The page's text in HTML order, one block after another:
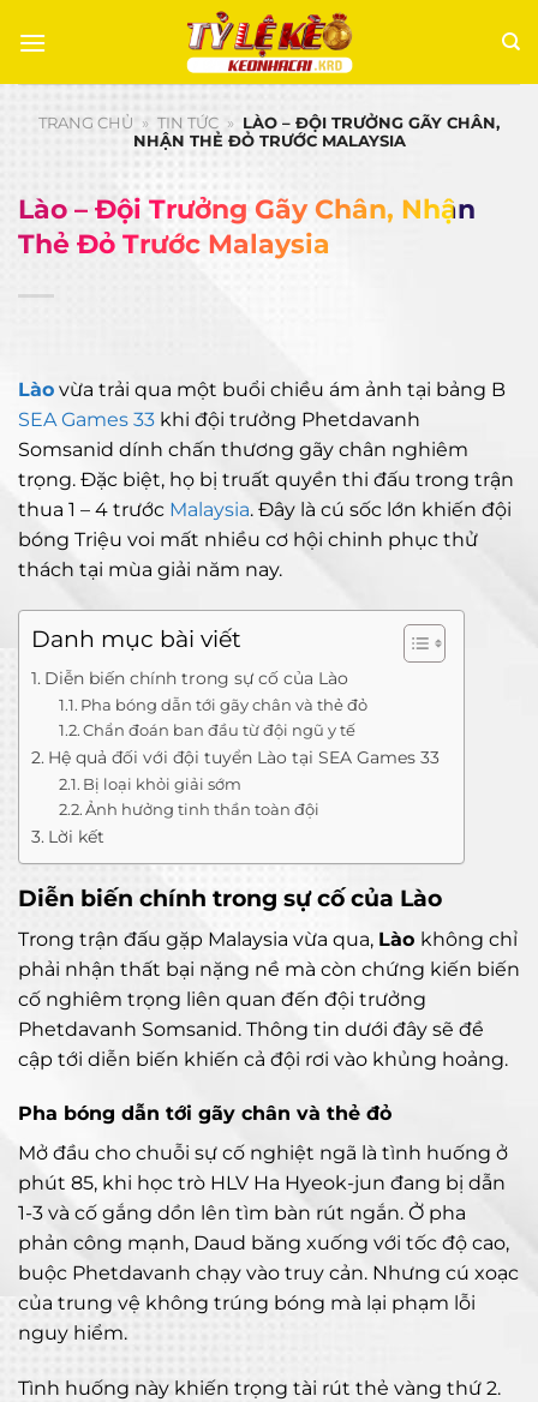
đến
TRANG CHỦ » TIN TỨC » LÀO – ĐỘI TRƯỞNG GÃY CHÂN,
NHẬN THẺ ĐỎ TRƯỚC MALAYSIA
Lào – Đội Trưởng Gãy Chân, Nhận
Thẻ Đỏ Trước Malaysia
Lào vừa trải qua một buổi chiều ám ảnh tại bảng B
SEA Games 33 khi đội trưởng Phetdavanh
Somsanid dính chấn thương gãy chân nghiêm
trọng. Đặc biệt, họ bị truất quyền thi đấu trong trận
thua 1 – 4 trước Malaysia. Đây là cú sốc lớn khiến đội
bóng Triệu voi mất nhiều cơ hội chinh phục thử
thách tại mùa giải năm nay.
Danh mục bài viết
Diễn biến chính trong sự cố của Lào
Pha bóng dẫn tới gãy chân và thẻ đỏ
Chẩn đoán ban đầu từ đội ngũ y tế
Hệ quả đối với đội tuyển Lào tại SEA Games 33
Bị loại khỏi giải sớm
Ảnh hưởng tinh thần toàn đội
Lời kết
Diễn biến chính trong sự cố của Lào
Trong trận đấu gặp Malaysia vừa qua, Lào không chỉ
phải nhận thất bại nặng nề mà còn chứng kiến biến
cố nghiêm trọng liên quan đến đội trưởng
Phetdavanh Somsanid. Thông tin dưới đây sẽ đề
cập tới diễn biến khiến cả đội rơi vào khủng hoảng.
Pha bóng dẫn tới gãy chân và thẻ đỏ
Mở đầu cho chuỗi sự cố nghiệt ngã là tình huống ở
phút 85, khi học trò HLV Ha Hyeok-jun đang bị dẫn
1-3 và cố gắng dồn lên tìm bàn rút ngắn. Ở pha
phản công mạnh, Daud băng xuống với tốc độ cao,
buộc Phetdavanh chạy vào truy cản. Nhưng cú xoạc
của trung vệ không trúng bóng mà lại phạm lỗi
nguy hiểm.
Tình huống này khiến trọng tài rút thẻ vàng thứ 2.